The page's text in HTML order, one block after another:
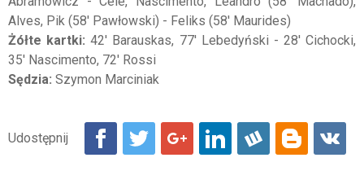
Alves, Pik (58' Pawłowski) - Feliks (58' Maurides)
Żółte kartki:42' Barauskas, 77' Lebedyński - 28' Cichocki,
35' Nascimento, 72' Rossi
Sędzia: Szymon Marciniak